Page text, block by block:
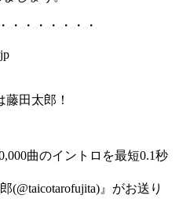
・・・・・・・
藤田太郎！
曲のイントロを最短0.1秒
(@taicotarofujita)』がお送り